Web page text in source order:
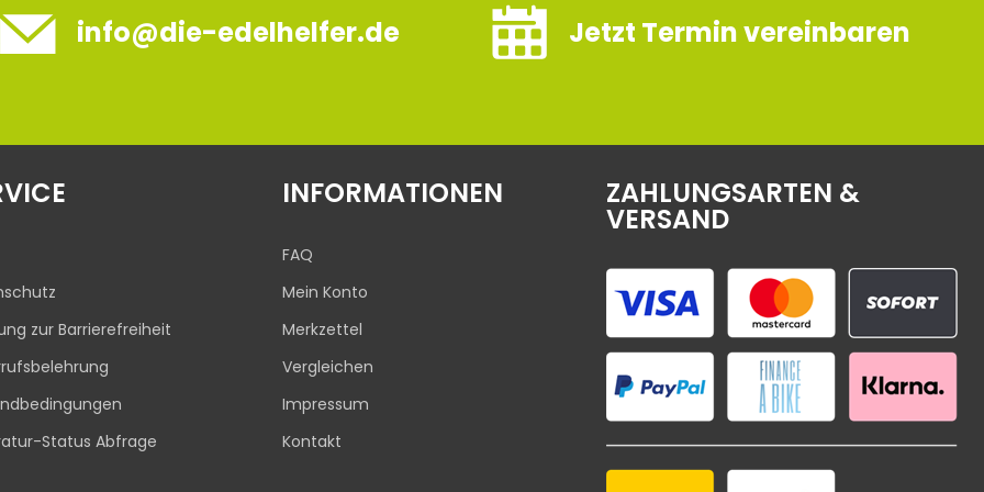
info@die-edelhelfer.de Jetzt Termin vereinbaren
zur Barrierefreiheit
Status Abfrage
INFORMATIONEN
FAQ
Mein Konto
Merkzettel
Vergleichen
Impressum
Kontakt
ZAHLUNGSARTEN &
VERSAND